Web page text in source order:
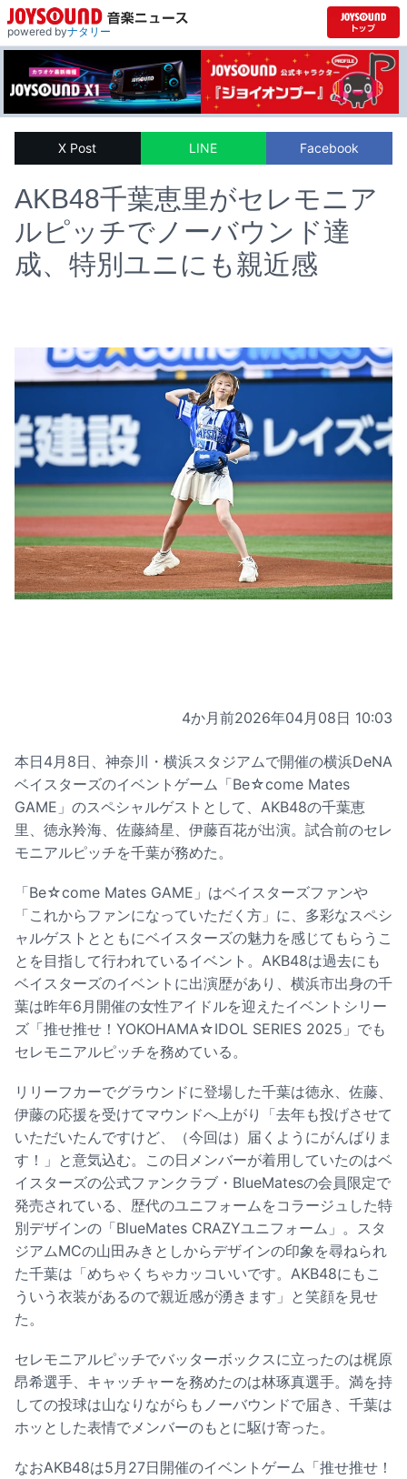
powered byナタリー
X Post LINE Facebook
AKB48千葉恵里がセレモニア
ルピッチでノーバウンド達
成、特別ユニにも親近感
4か月前2026年04月08日 10:03
本日4月8日、神奈川・横浜スタジアムで開催の横浜DeNA
ベイスターズのイベントゲーム「Be☆come Mates
GAME」のスペシャルゲストとして、AKB48の千葉恵
里、徳永羚海、佐藤綺星、伊藤百花が出演。試合前のセレ
モニアルピッチを千葉が務めた。
「Be☆come Mates GAME」はベイスターズファンや
「これからファンになっていただく方」に、多彩なスペシ
ャルゲストとともにベイスターズの魅力を感じてもらうこ
とを目指して行われているイベント。AKB48は過去にも
ベイスターズのイベントに出演歴があり、横浜市出身の千
葉は昨年6月開催の女性アイドルを迎えたイベントシリー
ズ「推せ推せ！YOKOHAMA☆IDOL SERIES 2025」でも
セレモニアルピッチを務めている。
リリーフカーでグラウンドに登場した千葉は徳永、佐藤、
伊藤の応援を受けてマウンドへ上がり「去年も投げさせて
いただいたんですけど、（今回は）届くようにがんばりま
す！」と意気込む。この日メンバーが着用していたのはベ
イスターズの公式ファンクラブ・BlueMatesの会員限定で
発売されている、歴代のユニフォームをコラージュした特
別デザインの「BlueMates CRAZYユニフォーム」。スタ
ジアムMCの山田みきとしからデザインの印象を尋ねられ
た千葉は「めちゃくちゃカッコいいです。AKB48にもこ
ういう衣装があるので親近感が湧きます」と笑顔を見せ
た。
セレモニアルピッチでバッターボックスに立ったのは梶原
昂希選手、キャッチャーを務めたのは林琢真選手。満を持
しての投球は山なりながらもノーバウンドで届き、千葉は
ホッとした表情でメンバーのもとに駆け寄った。
なおAKB48は5月27日開催のイベントゲーム「推せ推せ！